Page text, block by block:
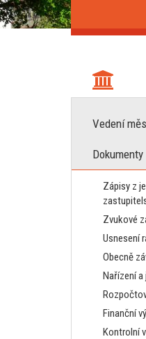
Vedení
Dokumenty
Zápisy z
Zvukové
Usnesení
Obecně
Nařízení a
Finanční
Kontrolní